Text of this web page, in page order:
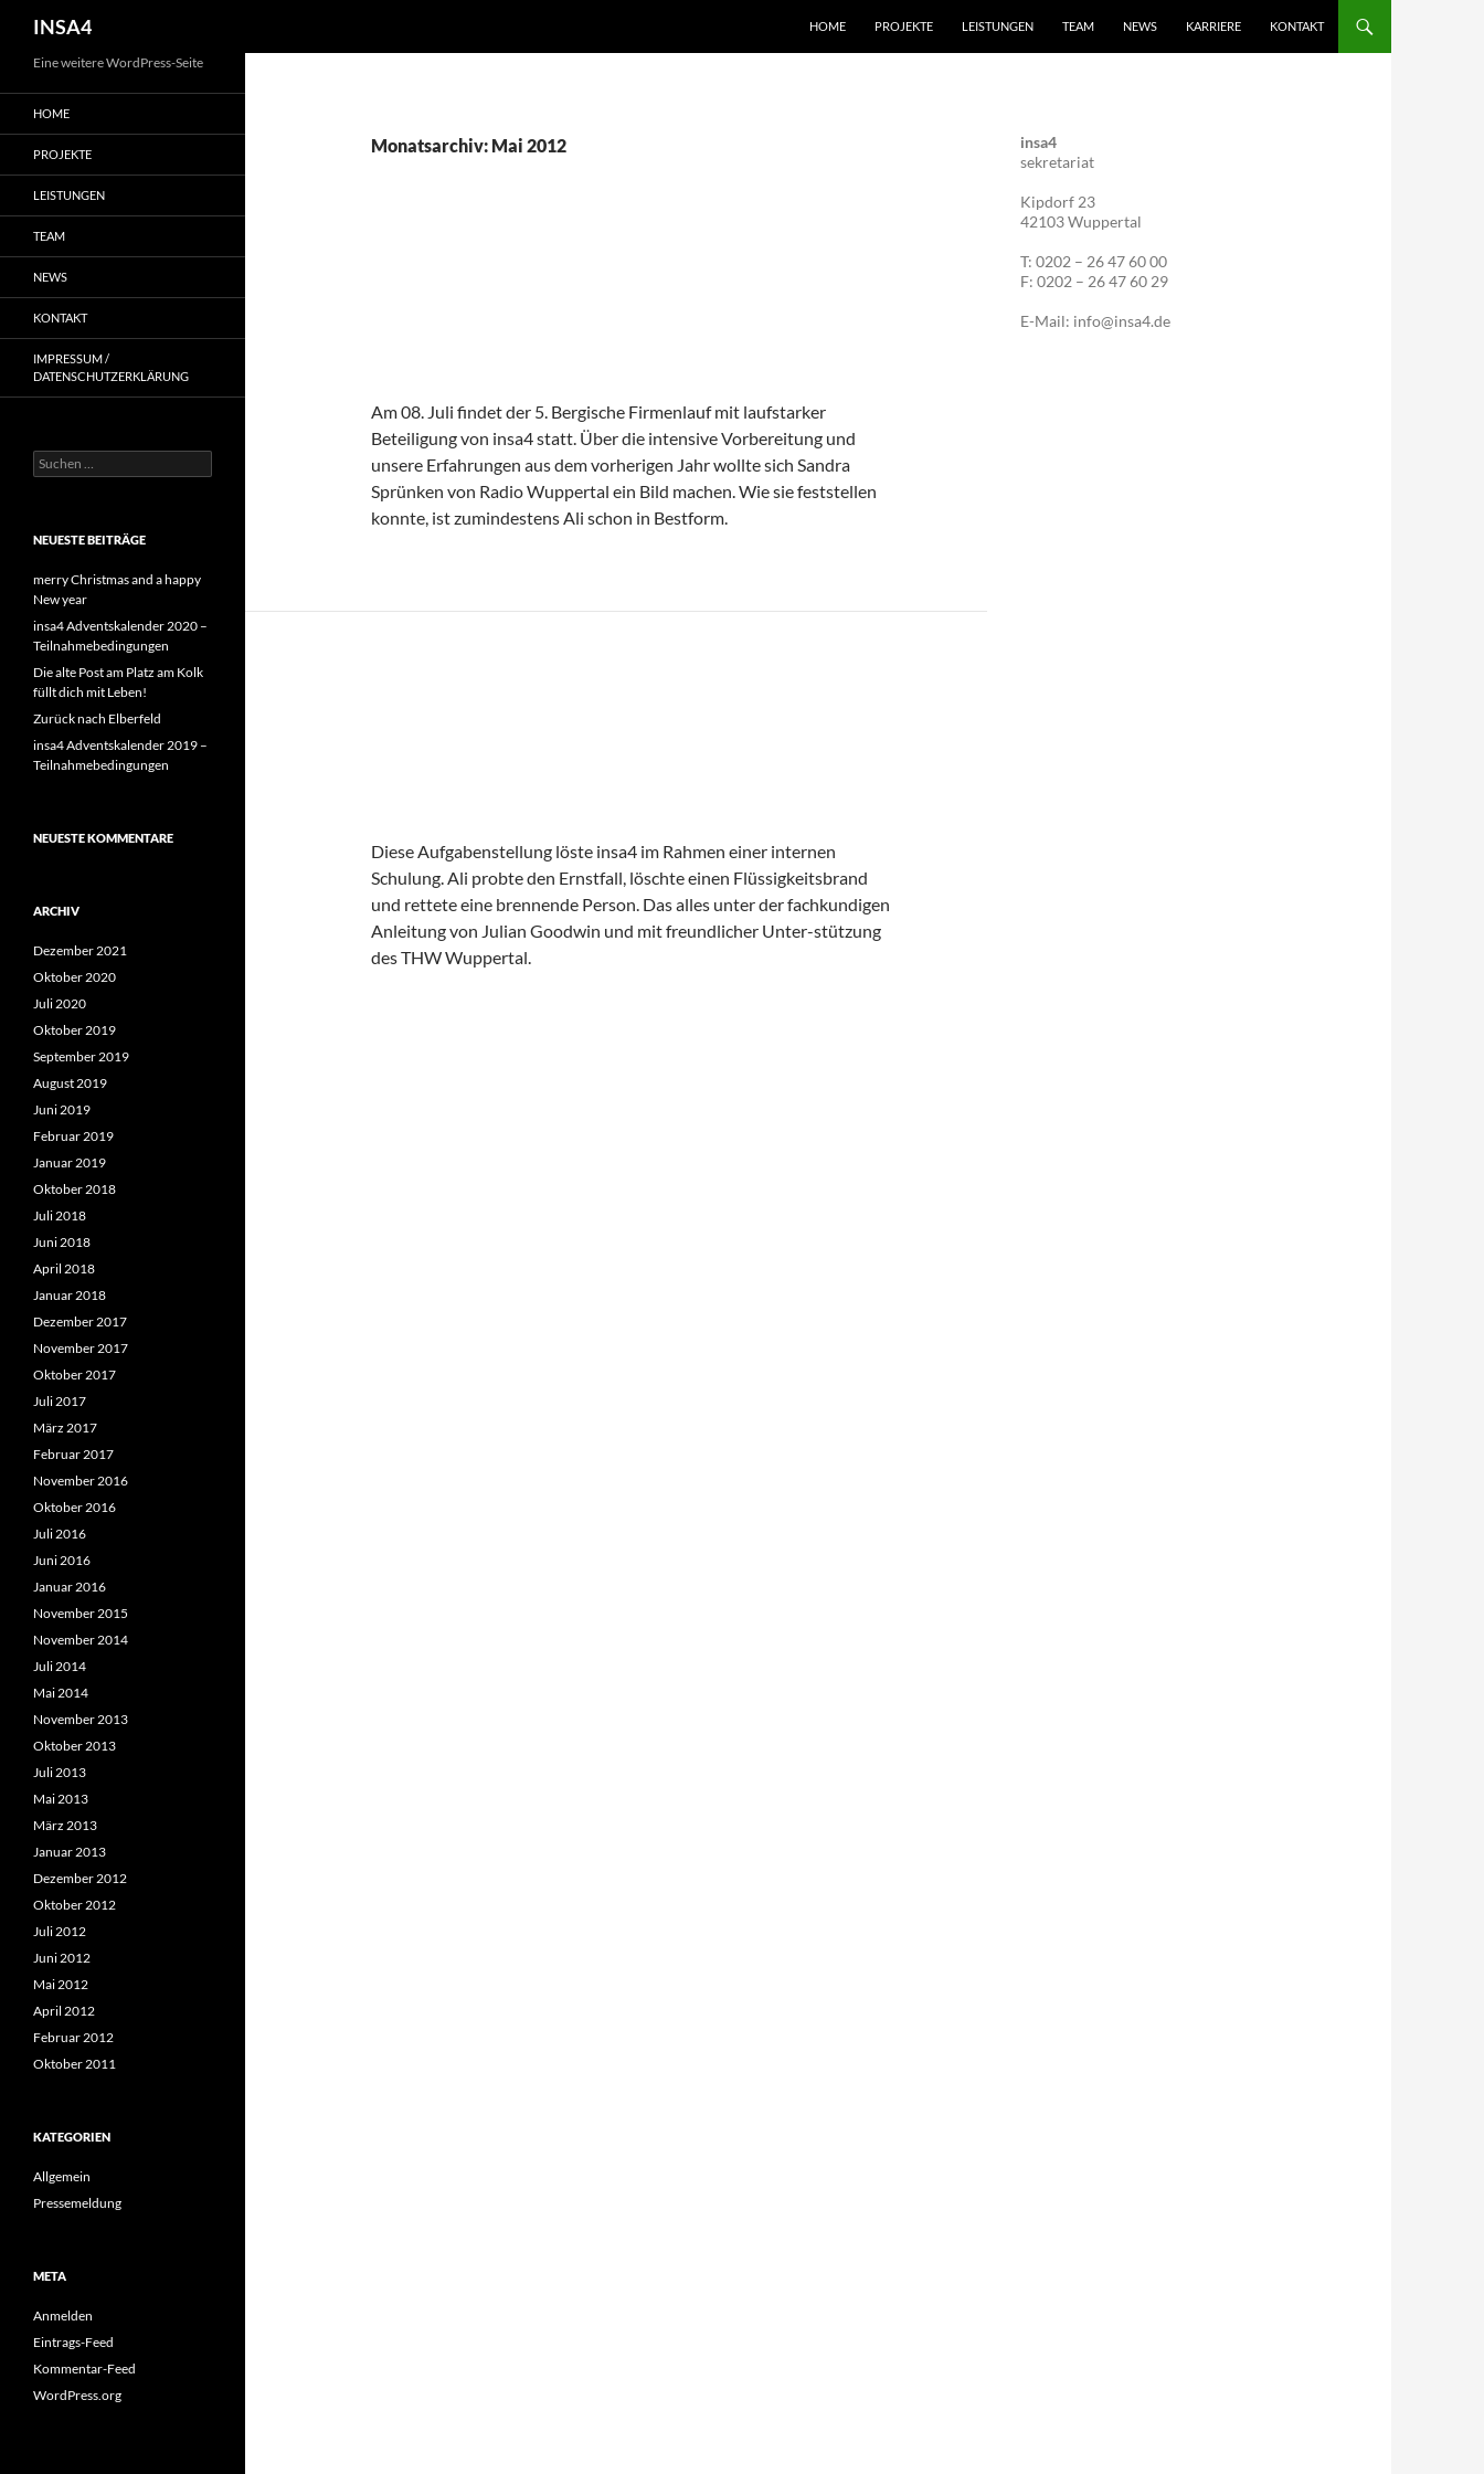
INSA4 HOME PROJEKTE LEISTUNGEN TEAM NEWS KARRIERE KONTAKT
Monatsarchiv: Mai 2012
Am 08. Juli findet der 5. Bergische Firmenlauf mit laufstarker
Beteiligung von insa4 statt. Über die intensive Vorbereitung und
unsere Erfahrungen aus dem vorherigen Jahr wollte sich Sandra
Sprünken von Radio Wuppertal ein Bild machen. Wie sie feststellen
konnte, ist zumindestens Ali schon in Bestform.
Diese Aufgabenstellung löste insa4 im Rahmen einer internen
Schulung. Ali probte den Ernstfall, löschte einen Flüssigkeitsbrand
und rettete eine brennende Person. Das alles unter der fachkundigen
Anleitung von Julian Goodwin und mit freundlicher Unter-stützung
des THW Wuppertal.
insa4
sekretariat
Kipdorf 23
42103 Wuppertal
T: 0202 – 26 47 60 00
F: 0202 – 26 47 60 29
E-Mail: info@insa4.de
Eine weitere WordPress-Seite
HOME
PROJEKTE
LEISTUNGEN
TEAM
NEWS
KONTAKT
IMPRESSUM /
DATENSCHUTZERKLÄRUNG
NEUESTE BEITRÄGE
merry Christmas and a happy
New year
insa4 Adventskalender 2020 –
Teilnahmebedingungen
Die alte Post am Platz am Kolk
füllt dich mit Leben!
Zurück nach Elberfeld
insa4 Adventskalender 2019 –
Teilnahmebedingungen
NEUESTE KOMMENTARE
ARCHIV
Dezember 2021
Oktober 2020
Juli 2020
Oktober 2019
September 2019
August 2019
Juni 2019
Februar 2019
Januar 2019
Oktober 2018
Juli 2018
Juni 2018
April 2018
Januar 2018
Dezember 2017
November 2017
Oktober 2017
Juli 2017
März 2017
Februar 2017
November 2016
Oktober 2016
Juli 2016
Juni 2016
Januar 2016
November 2015
November 2014
Juli 2014
Mai 2014
November 2013
Oktober 2013
Juli 2013
Mai 2013
März 2013
Januar 2013
Dezember 2012
Oktober 2012
Juli 2012
Juni 2012
Mai 2012
April 2012
Februar 2012
Oktober 2011
KATEGORIEN
Allgemein
Pressemeldung
META
Anmelden
Eintrags-Feed
Kommentar-Feed
WordPress.org